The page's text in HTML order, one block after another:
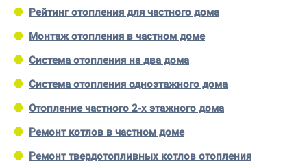
Рейтинг отопления для частного дома
Монтаж отопления в частном доме
Система отопления на два дома
Система отопления одноэтажного дома
Отопление частного 2-х этажного дома
Ремонт котлов в частном доме
Ремонт твердотопливных котлов отопления